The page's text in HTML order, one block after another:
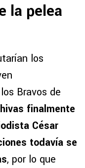
la pelea
los
Bravos de
finalmente
César
todavía se
, por lo que